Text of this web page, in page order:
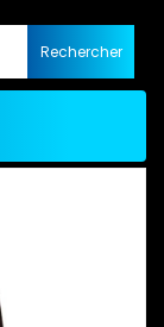
Rechercher